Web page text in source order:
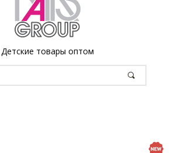
Детские товары оптом